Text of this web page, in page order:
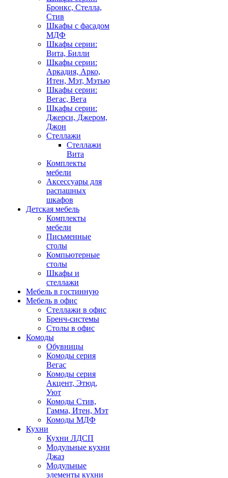
Бронкс, Стелла,
Стив
Шкафы с фасадом
МДФ
Шкафы серии:
Вита, Билли
Шкафы серии:
Аркадия, Арко,
Итен, Мэт, Мэтью
Шкафы серии:
Вегас, Вега
Шкафы серии:
Джерси, Джером,
Джон
Стеллажи
Стеллажи
Вита
Комплекты
мебели
Аксессуары для
распашных
шкафов
Детская мебель
Комплекты
мебели
Письменные
столы
Компьютерные
столы
Шкафы и
стеллажи
Мебель в гостинную
Мебель в офис
Стеллажи в офис
Бренч-системы
Столы в офис
Комоды
Обувницы
Комоды серия
Вегас
Комоды серия
Акцент, Этюд,
Уют
Комоды Стив,
Гамма, Итен, Мэт
Комоды МДФ
Кухни
Кухни ЛДСП
Модульные кухни
Джаз
Модульные
элементы кухни